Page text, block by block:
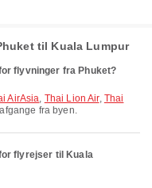
til Kuala Lumpur
flyvninger fra Phuket?
AirAsia, Thai Lion Air, Thai
fra byen.
flyrejser til Kuala